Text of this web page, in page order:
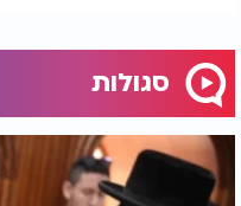
סגולות